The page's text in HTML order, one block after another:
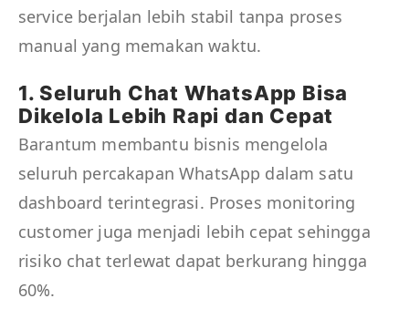
service berjalan lebih stabil tanpa proses
manual yang memakan waktu.
1. Seluruh Chat WhatsApp Bisa
Dikelola Lebih Rapi dan Cepat
Barantum membantu bisnis mengelola
seluruh percakapan WhatsApp dalam satu
dashboard terintegrasi. Proses monitoring
customer juga menjadi lebih cepat sehingga
risiko chat terlewat dapat berkurang hingga
60%.